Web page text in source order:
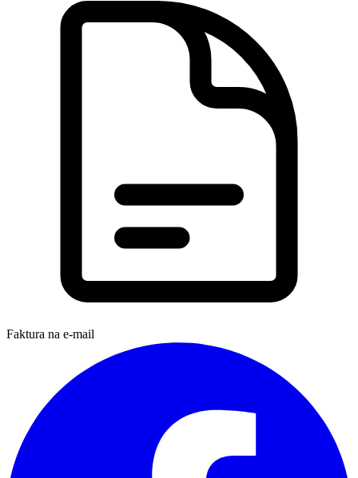
Faktura na e-mail